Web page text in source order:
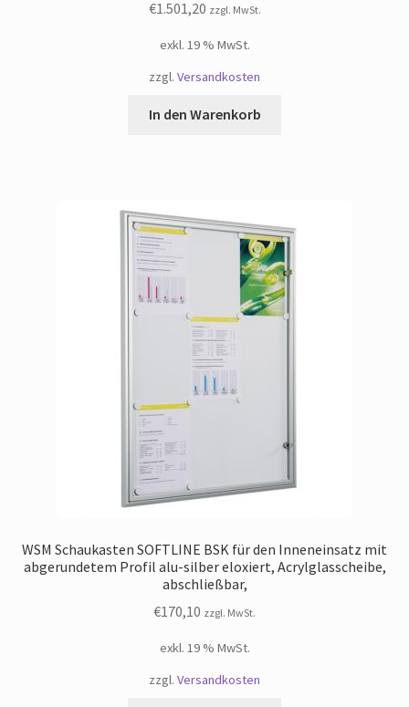
€1.501,20 zzgl. MwSt.
exkl. 19 % MwSt.
zzgl. Versandkosten
In den Warenkorb
WSM Schaukasten SOFTLINE BSK für den Inneneinsatz mit
abgerundetem Profil alu-silber eloxiert, Acrylglasscheibe,
abschließbar,
€170,10 zzgl. MwSt.
exkl. 19 % MwSt.
zzgl. Versandkosten